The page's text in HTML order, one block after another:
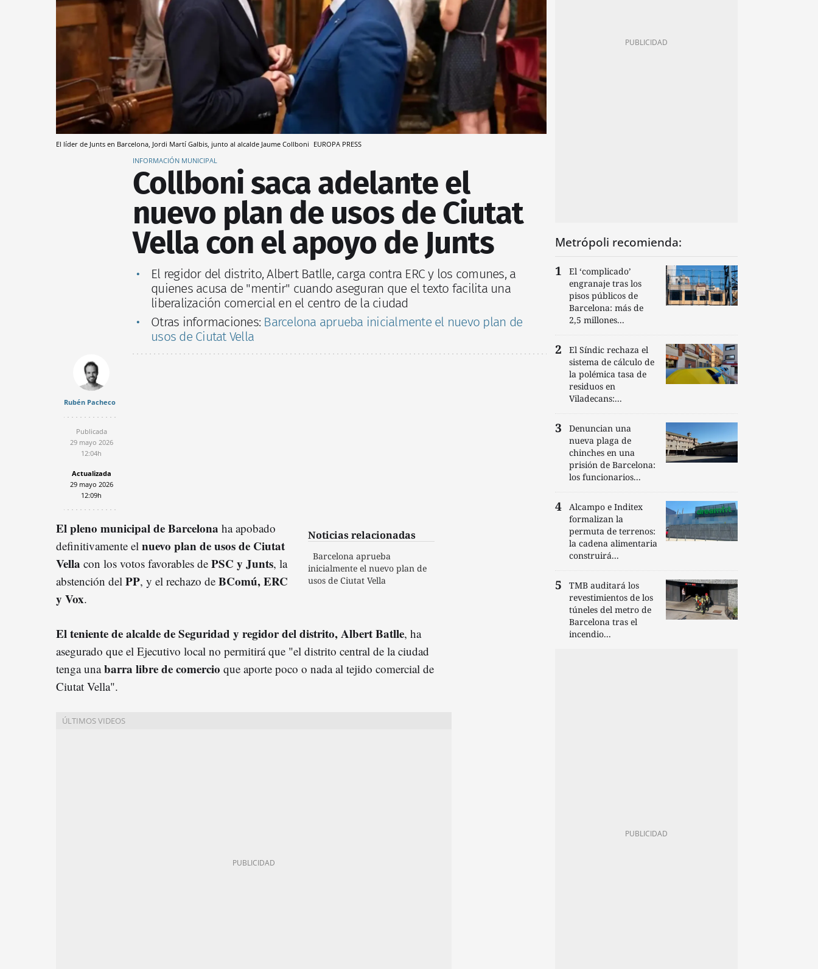
El líder de Junts en Barcelona, Jordi Martí Galbis, junto al alcalde Jaume Collboni EUROPA PRESS
INFORMACIÓN MUNICIPAL
Collboni saca adelante el
nuevo plan de usos de Ciutat
Vella con el apoyo de Junts
El regidor del distrito, Albert Batlle, carga contra ERC y los comunes, a
quienes acusa de "mentir" cuando aseguran que el texto facilita una
liberalización comercial en el centro de la ciudad
Otras informaciones: Barcelona aprueba inicialmente el nuevo plan de
usos de Ciutat Vella
Rubén Pacheco
Publicada
29 mayo 2026
12:04h
Actualizada
29 mayo 2026
12:09h
Noticias relacionadas
Barcelona aprueba
inicialmente el nuevo plan de
usos de Ciutat Vella
El pleno municipal de Barcelona ha apobado
definitivamente el nuevo plan de usos de Ciutat
Vella con los votos favorables de PSC y Junts, la
abstención del PP, y el rechazo de BComú, ERC
y Vox.
El teniente de alcalde de Seguridad y regidor del distrito, Albert Batlle, ha
asegurado que el Ejecutivo local no permitirá que "el distrito central de la ciudad
tenga unabarra libre de comercio que aporte poco o nada al tejido comercial de
Ciutat Vella".
Metrópoli recomienda:
El ‘complicado’
engranaje tras los
pisos públicos de
Barcelona: más de
2,5 millones...
El Síndic rechaza el
sistema de cálculo de
la polémica tasa de
residuos en
Viladecans:...
Denuncian una
nueva plaga de
chinches en una
prisión de Barcelona:
los funcionarios...
Alcampo e Inditex
formalizan la
permuta de terrenos:
la cadena alimentaria
construirá...
TMB auditará los
revestimientos de los
túneles del metro de
Barcelona tras el
incendio...